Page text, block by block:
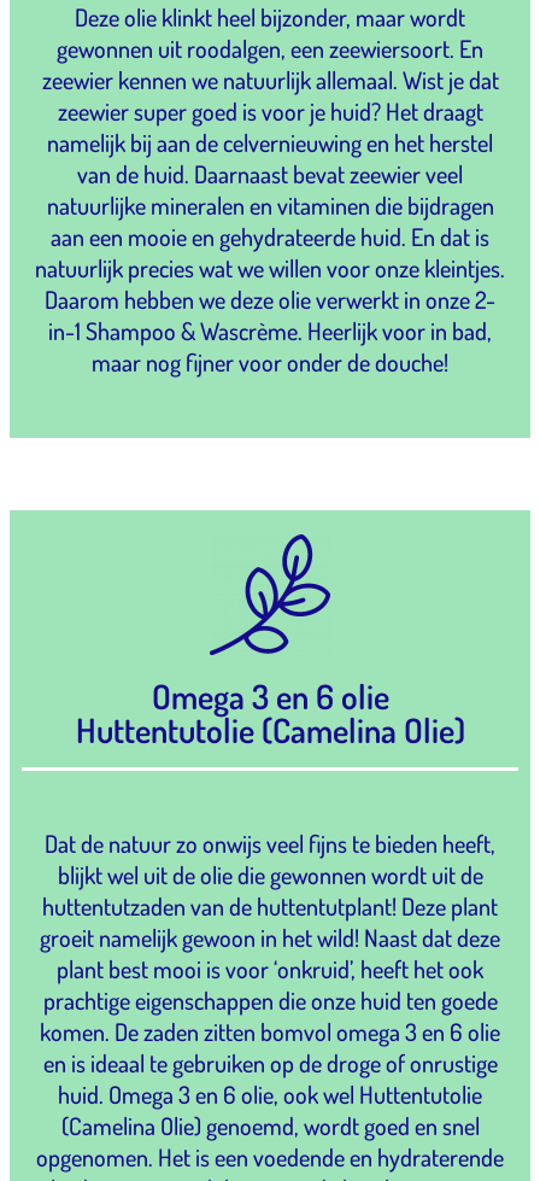
Deze olie klinkt heel bijzonder, maar wordt
gewonnen uit roodalgen, een zeewiersoort. En
zeewier kennen we natuurlijk allemaal. Wist je dat
zeewier super goed is voor je huid? Het draagt
namelijk bij aan de celvernieuwing en het herstel
van de huid. Daarnaast bevat zeewier veel
natuurlijke mineralen en vitaminen die bijdragen
aan een mooie en gehydrateerde huid. En dat is
natuurlijk precies wat we willen voor onze kleintjes.
Daarom hebben we deze olie verwerkt in onze 2-
in-1 Shampoo & Wascrème. Heerlijk voor in bad,
maar nog fijner voor onder de douche!
Omega 3 en 6 olie
Huttentutolie (Camelina Olie)
Dat de natuur zo onwijs veel fijns te bieden heeft,
blijkt wel uit de olie die gewonnen wordt uit de
huttentutzaden van de huttentutplant! Deze plant
groeit namelijk gewoon in het wild! Naast dat deze
plant best mooi is voor ‘onkruid’, heeft het ook
prachtige eigenschappen die onze huid ten goede
komen. De zaden zitten bomvol omega 3 en 6 olie
en is ideaal te gebruiken op de droge of onrustige
huid. Omega 3 en 6 olie, ook wel Huttentutolie
(Camelina Olie) genoemd, wordt goed en snel
opgenomen. Het is een voedende en hydraterende